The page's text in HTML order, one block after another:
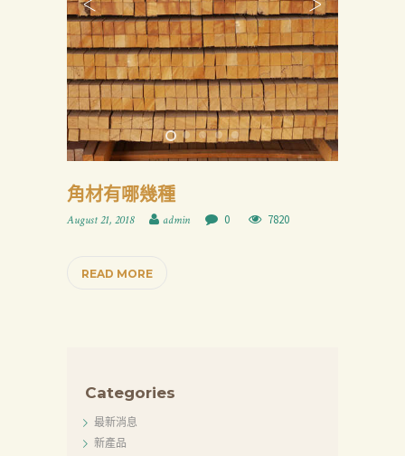
角材有哪幾種
August 21, 2018 admin 0 7820
READ MORE
Categories
最新消息
新產品